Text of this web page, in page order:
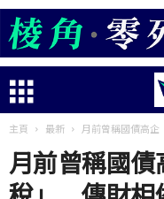
主頁 最新 月前曾稱國債高企
月前曾稱國